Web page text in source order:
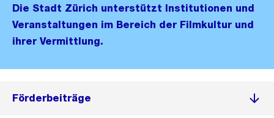
Die Stadt Zürich unterstützt Institutionen und
Veranstaltungen im Bereich der Filmkultur und
ihrer Vermittlung.
Förderbeiträge